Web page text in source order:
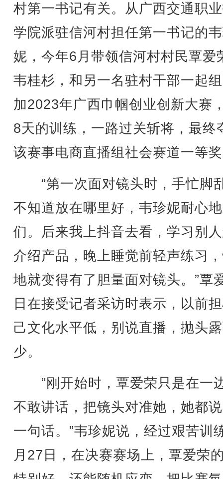
村第一书记有关。从广西交通职
学院派驻信河村担任第一书记的
妮，今年6月带领信河村村民覃爱
韦桂杉，和另一名驻村干部一起
加2023年广西巾帼创业创新大赛
8天的训练，一路过关斩将，最终
该赛事电商直播组社会赛道一等
“第一次面对镜头时，手忙脚
不知道放在哪里好，韦珍妮耐心
们。后来我上抖音去看，学习别
介绍产品，晚上睡觉前轻声练习
地就变得有了胆量面对镜头。”覃
日在接受记者采访时表示，以前
己文化水平低，别说直播，抛头
少。
“刚开始时，覃爱荣只是在一
不敢讲话，把镜头对准她，她都
一句话。”韦珍妮说，经过艰苦训
月27日，在决赛赛场上，覃爱荣